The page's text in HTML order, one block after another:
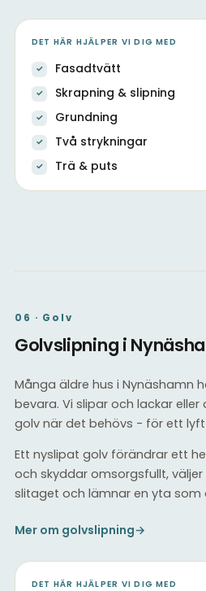
DET HÄR HJÄLPER VI DIG MED
Fasadtvätt
Skrapning & slipning
Grundning
Två strykningar
Trä & puts
Fasad, dörrar & fönster
06 · Golv
Golvslipning i
Många äldre hus i Nynäshamn
bevara. Vi slipar och lackar eller
golv när det behövs - för ett
Ett nyslipat golv förändrar ett
och skyddar omsorgsfullt,
slitaget och lämnar en yta som
Mer om golvslipning→
DET HÄR HJÄLPER VI DIG MED